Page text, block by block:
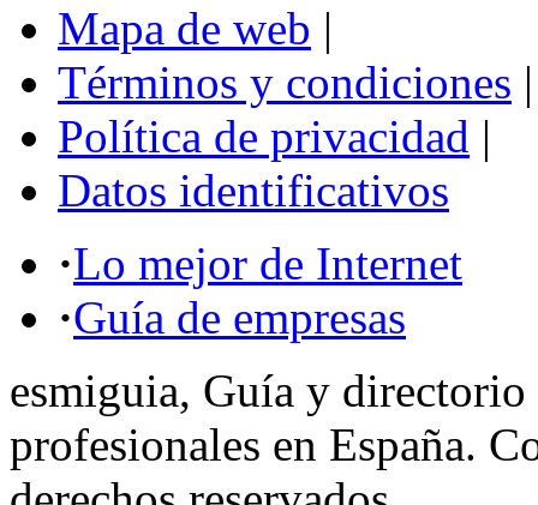
Mapa de web |
Términos y condiciones |
Política de privacidad |
Datos identificativos
·Lo mejor de Internet
·Guía de empresas
esmiguia, Guía y directorio
profesionales en España.